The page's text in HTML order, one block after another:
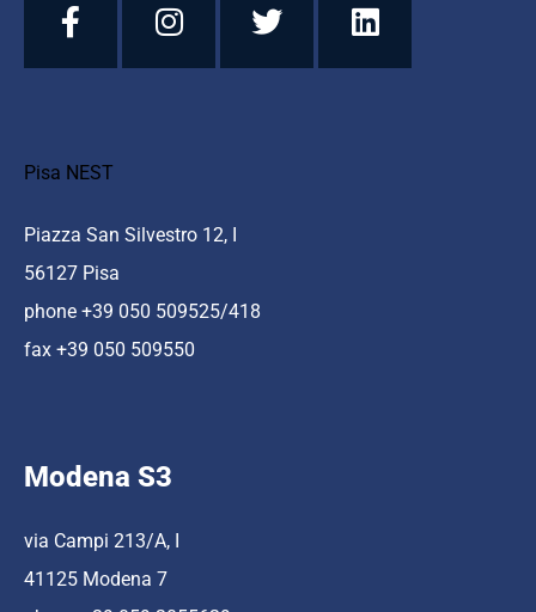
Pisa NEST
Piazza San Silvestro 12, I
56127 Pisa
phone +39 050 509525/418
fax +39 050 509550
Modena S3
via Campi 213/A, I
41125 Modena 7